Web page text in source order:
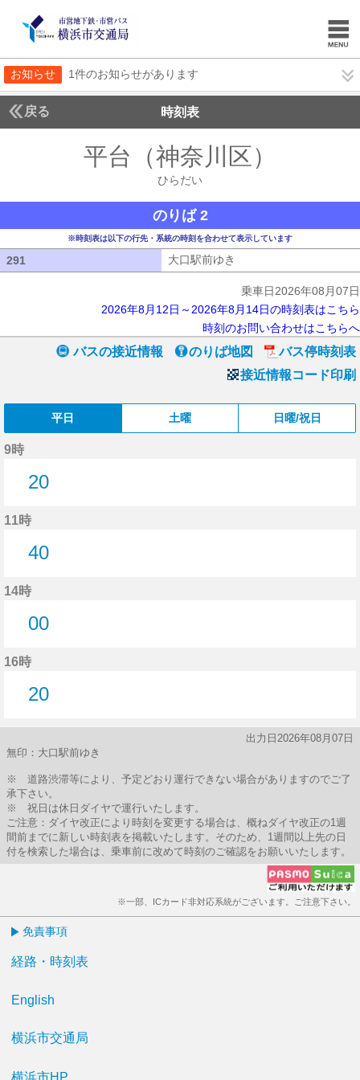
お知らせ 1件のお知らせがあります
戻る 時刻表
平台（神奈川区）
ひらだい
のりば 2
※時刻表は以下の行先・系統の時刻を合わせて表示しています
291 大口駅前ゆき
乗車日2026年08月07日
2026年8月12日～2026年8月14日の時刻表はこちら
時刻のお問い合わせはこちらへ
バスの接近情報 のりば地図
バス停時刻表
接近情報コード印刷
平日 土曜 日曜/祝日
9時
20
11時
40
14時
00
16時
20
出力日2026年08月07日
無印：大口駅前ゆき
※ 道路渋滞等により、予定どおり運行できない場合がありますのでご了
承下さい。
※ 祝日は休日ダイヤで運行いたします。
ご注意：ダイヤ改正により時刻を変更する場合は、概ねダイヤ改正の1週
間前までに新しい時刻表を掲載いたします。そのため、1週間以上先の日
付を検索した場合は、乗車前に改めて時刻のご確認をお願いいたします。
※一部、ICカード非対応系統がございます。ご注意下さい。
免責事項
経路・時刻表
English
横浜市交通局
横浜市HP